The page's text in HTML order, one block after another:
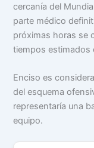
cercanía del
parte médico
próximas horas se
tiempos estimados
Enciso es
del esquema
representaría una
equipo.